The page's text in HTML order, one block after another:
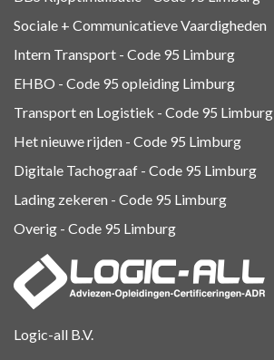
Logic-all B.V.
Sociale + Communicatieve Vaardigheden
Intern Transport - Code 95 Limburg
EHBO - Code 95 opleiding Limburg
Transport en Logistiek - Code 95 Limburg
Het nieuwe rijden - Code 95 Limburg
Digitale Tachograaf - Code 95 Limburg
Lading zekeren - Code 95 Limburg
Overig - Code 95 Limburg